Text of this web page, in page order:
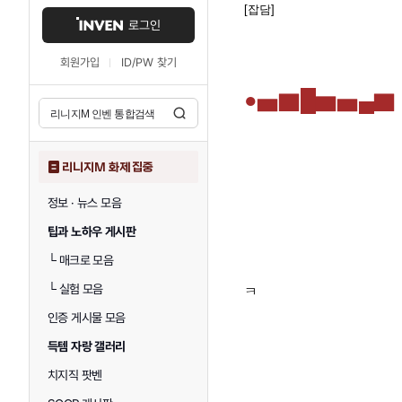
로그인
회원가입 ID/PW 찾기
리니지M 화제 집중
정보 · 뉴스 모음
팁과 노하우 게시판
└매크로 모음
└실험 모음
인증 게시물 모음
득템 자랑 갤러리
치지직 팟벤
[잡담]
●▅▇█▆▅▄▇
ㅋ